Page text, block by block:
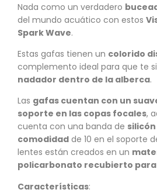
Nada como un verdadero
del mundo acuático con estos
Spark Wave.
Estas gafas tienen un colorido
complemento ideal para que te
nadador dentro de la alberca.
Las gafas cuentan con un
soporte en las copas focales,
cuenta con una banda de
comodidad de 10 en el soporte
lentes están creados en un
policarbonato recubierto para
Características: